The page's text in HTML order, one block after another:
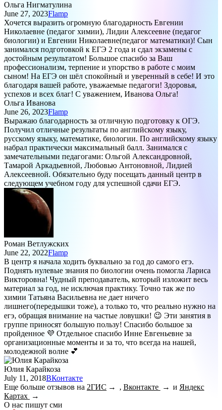
Ольга Нигматулина
June 27, 2023Flamp
Хочется выразить огромную благодарность Евгении
Николаевне (педагог химии), Лидии Алексеевне (педагог
биологии) и Евгении Николаевне(педагог математики)! Сын
занимался подготовкой к ЕГЭ 2 года и сдал экзамены с
достойным результатом! Большое спасибо за Ваш
профессионализм, терпение и упорство в работе с моим
сыном! На ЕГЭ он шëл спокойный и уверенный в себе! И это
благодаря вашей работе, уважаемые педагоги! Здоровья,
успехов и всех благ! С уважением, Иванова Ольга!
Ольга Иванова
June 26, 2023Flamp
Выражаю благодарность за отличную подготовку к ОГЭ.
Получил отличные результаты по английскому языку,
русскому языку, математике, биологии. По английскому языку
набрал практически максимальный балл. Занимался с
замечательными педагогами: Ольгой Александровной,
Тамарой Аркадьевной, Любовью Антоновной, Лидией
Алексеевной. Обязательно буду посещать данный центр в
следующем учебном году для успешной сдачи ЕГЭ.
Роман Ветлужских
June 22, 2022Flamp
В центр я начала ходить буквально за год до самого егэ.
Поднять нулевые знания по биологии очень помогла Лариса
Викторовна! Чудный преподаватель, который изложит весь
материал за год, не исключая практику. Точно так же по
химии Татьяна Васильевна не дает ничего
лишнего(передышки тоже), а только то, что реально нужно на
егэ, обращая внимание на частые ловушки! 😉 Эти занятия в
группе приносят большую пользу! Спасибо большое за
пройденное 💜 Отдельное спасибо Инне Евгеньевне за
организационные моменты и за то, что всегда на нашей,
молодежной волне 💕
Юлия Карайкоза
July 11, 2018ВКонтакте
Еще больше отзывов на 2ГИС , Вконтакте и Яндекс
Картах
О нас пишут сми